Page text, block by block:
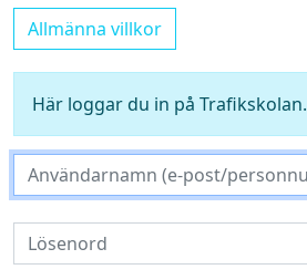
Allmänna villkor
Här loggar du in på Trafikskolan.